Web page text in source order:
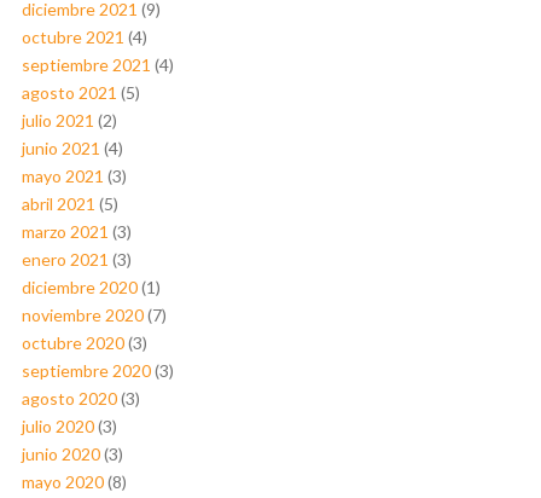
diciembre 2021 (9)
octubre 2021 (4)
septiembre 2021 (4)
agosto 2021 (5)
julio 2021 (2)
junio 2021 (4)
mayo 2021 (3)
abril 2021 (5)
marzo 2021 (3)
enero 2021 (3)
diciembre 2020(1)
noviembre 2020(7)
octubre 2020(3)
septiembre 2020(3)
agosto 2020(3)
julio 2020(3)
junio 2020(3)
mayo 2020(8)